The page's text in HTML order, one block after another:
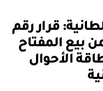
قرار رقم
ثمن بيع المفتاح
الأحوال
بو
ا
س